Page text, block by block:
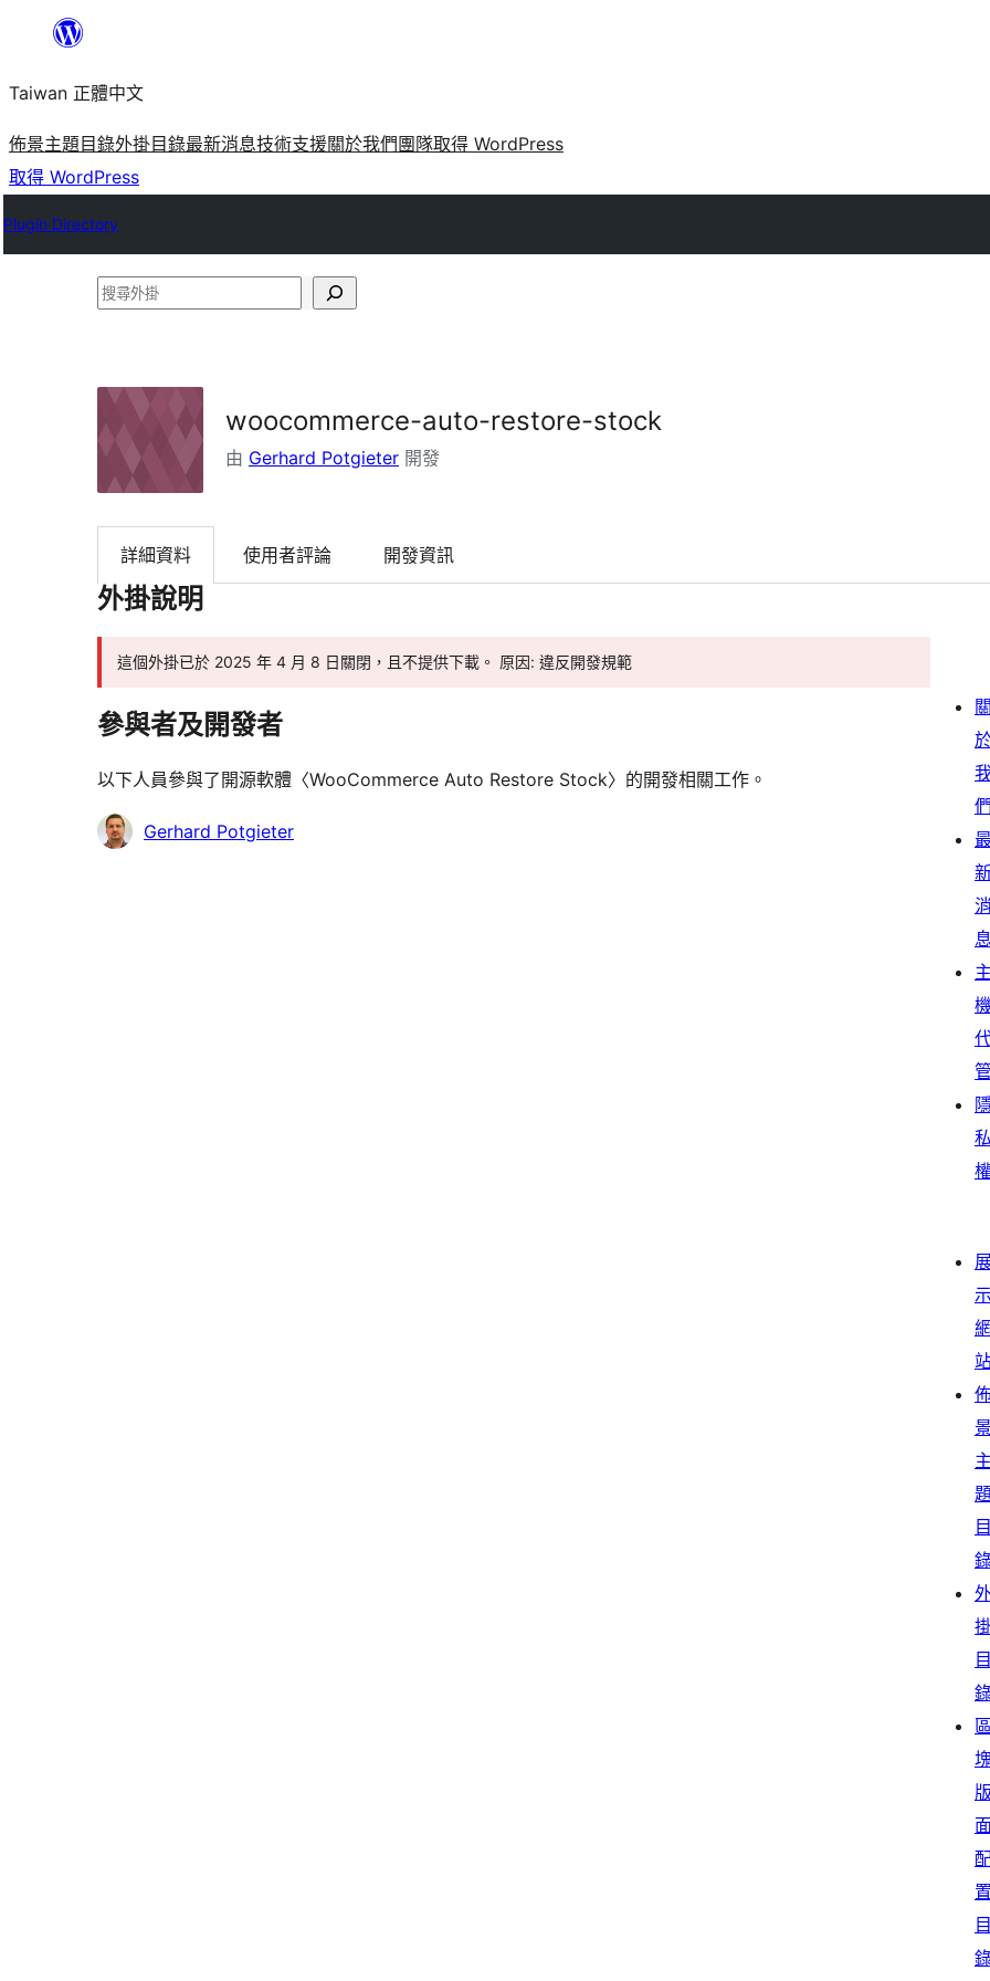
主
要
內
容
Taiwan 正體中文
佈景主題目錄外掛目錄最新消息技術支援關於我們 團隊取得 WordPress
取得 WordPress
Plugin Directory
搜
掛
woocommerce-auto-restore-stock
由 Gerhard Potgieter 開發
詳細資料 使用者評論 開發資訊
外掛說明
這個外掛已於 2025 年 4 月 8 日關閉，且不提供下載。 原因: 違反開發規範
參與者及開發者
以下人員參與了開源軟體〈WooCommerce Auto Restore Stock〉的開發相關工作。
參
Gerhard Potgieter
關
們
最
消
息
主
私
網
景
主
目
目
區
版
置
目